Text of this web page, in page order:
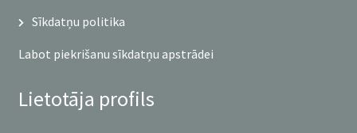
Sīkdatņu politika
Labot piekrišanu sīkdatņu apstrādei
Lietotāja profils